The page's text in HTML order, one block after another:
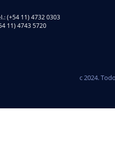
(+54 11) 4732 0303
11) 4743 5720
c 2024.